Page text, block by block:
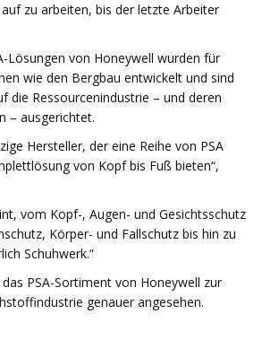
zu arbeiten, bis der letzte Arbeiter
Lösungen von Honeywell wurden für
wie den Bergbau entwickelt und sind
die Ressourcenindustrie – und deren
– ausgerichtet.
Hersteller, der eine Reihe von PSA
von Kopf bis Fuß bieten“,
vom Kopf-, Augen- und Gesichtsschutz
Körper- und Fallschutz bis hin zu
Schuhwerk.“
PSA-Sortiment von Honeywell zur
genauer angesehen.